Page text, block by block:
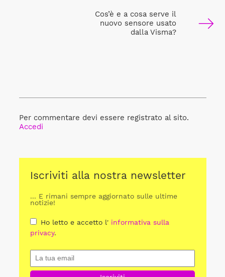
Cos’è e a cosa serve il
nuovo sensore usato
dalla Visma?
Per commentare devi essere registrato al sito.
Accedi
Iscriviti alla nostra newsletter
... E rimani sempre aggiornato sulle ultime
notizie!
Ho letto e accetto l' informativa sulla
privacy.